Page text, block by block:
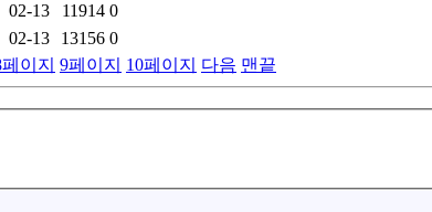
02-13 11914 0
02-13 13156 0
페이지 9페이지 10페이지 다음 맨끝